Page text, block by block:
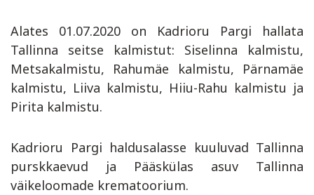
Alates 01.07.2020 on Kadrioru Pargi hallata
Tallinna seitse kalmistut: Siselinna kalmistu,
Metsakalmistu, Rahumäe kalmistu, Pärnamäe
kalmistu, Liiva kalmistu, Hiiu-Rahu kalmistu ja
Pirita kalmistu.
Kadrioru Pargi haldusalasse kuuluvad Tallinna
purskkaevud ja Pääskülas asuv Tallinna
väikeloomade krematoorium.